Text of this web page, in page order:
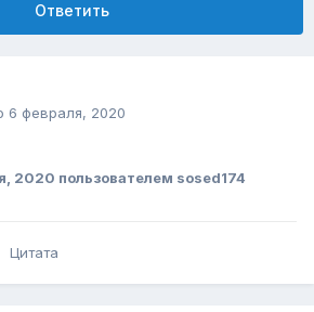
Ответить
6 февраля, 2020
2020 пользователем sosed174
Цитата